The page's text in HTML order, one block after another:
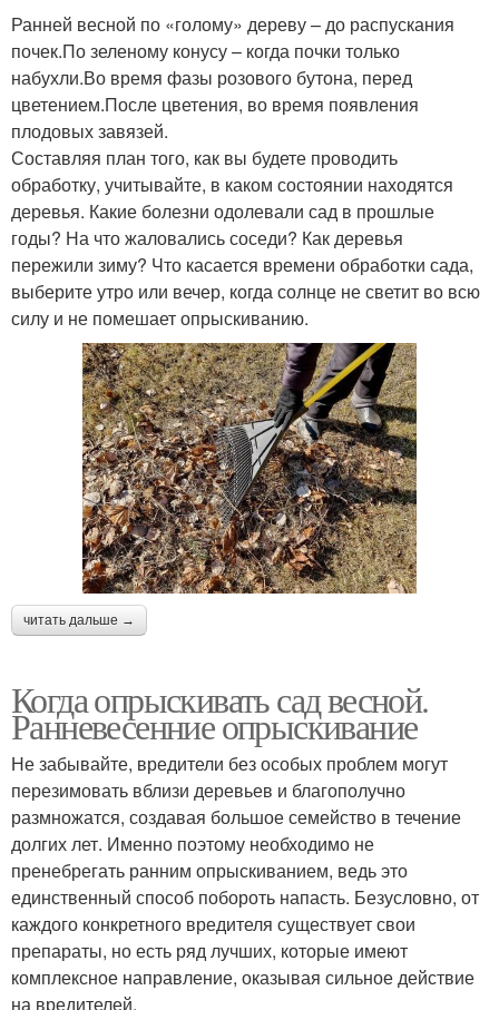
Ранней весной по «голому» дереву – до распускания
почек.По зеленому конусу – когда почки только
набухли.Во время фазы розового бутона, перед
цветением.После цветения, во время появления
плодовых завязей.
Составляя план того, как вы будете проводить
обработку, учитывайте, в каком состоянии находятся
деревья. Какие болезни одолевали сад в прошлые
годы? На что жаловались соседи? Как деревья
пережили зиму? Что касается времени обработки сада,
выберите утро или вечер, когда солнце не светит во всю
силу и не помешает опрыскиванию.
читать дальше →
Когда опрыскивать сад весной.
Ранневесенние опрыскивание
Не забывайте, вредители без особых проблем могут
перезимовать вблизи деревьев и благополучно
размножатся, создавая большое семейство в течение
долгих лет. Именно поэтому необходимо не
пренебрегать ранним опрыскиванием, ведь это
единственный способ побороть напасть. Безусловно, от
каждого конкретного вредителя существует свои
препараты, но есть ряд лучших, которые имеют
комплексное направление, оказывая сильное действие
на вредителей.